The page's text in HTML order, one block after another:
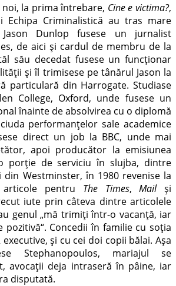
la prima întrebare, Cine e victima?,
Echipa Criminalistică au tras mare
Dunlop fusese un jurnalist
de aici și cardul de membru de la
său decedat fusese un funcționar
și îl trimisese pe tânărul Jason la
particulară din Harrogate. Studiase
College, Oxford, unde fusese un
înainte de absolvirea cu o diplomă
performanțelor sale academice
direct un job la BBC, unde mai
apoi producător la emisiunea
porție de serviciu în slujba, dintre
din Westminster, în 1980 revenise la
pentru The Times,Mailși
iute prin câteva dintre articolele
genul „mă trimiți într-o vacanță, iar
pozitivă“. Concedii în familie cu soția
și cu cei doi copii bălai. Așa
Stephanopoulos, mariajul se
avocații deja intraseră în pâine, iar
disputată.